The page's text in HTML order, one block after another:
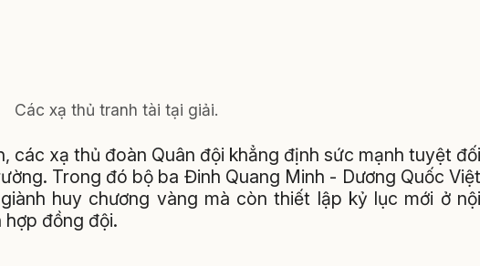
Các xạ thủ tranh tài tại giải.
các xạ thủ đoàn Quân đội khẳng định sức mạnh tuyệt đối
Trong đó bộ ba Đinh Quang Minh - Dương Quốc Việt
huy chương vàng mà còn thiết lập kỷ lục mới ở nội
hợp đồng đội.